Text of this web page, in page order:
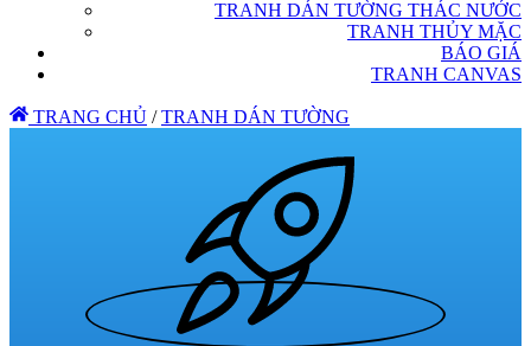
TRANH DÁN TƯỜNG THÁC NƯỚC
TRANH THỦY MẶC
BÁO GIÁ
TRANH CANVAS
TRANG CHỦ / TRANH DÁN TƯỜNG